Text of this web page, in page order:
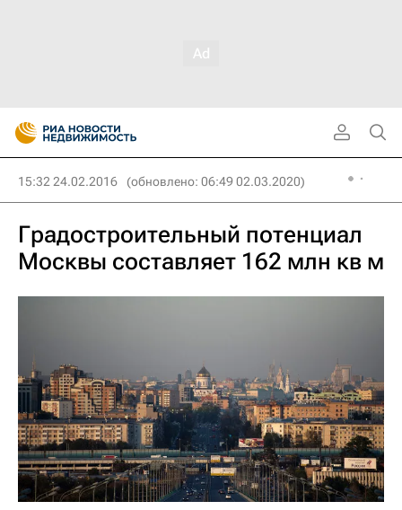
15:32 24.02.2016 (обновлено: 06:49 02.03.2020)
Градостроительный потенциал
Москвы составляет 162 млн кв м